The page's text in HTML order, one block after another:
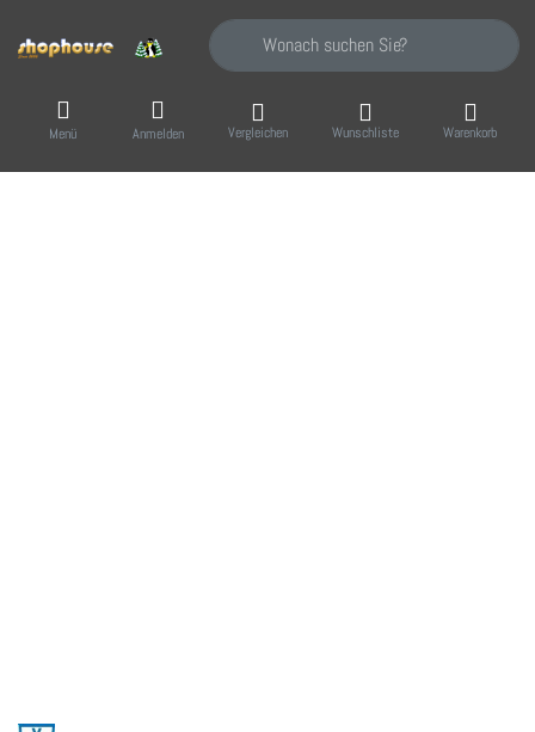
Geben Sie einen Suchbegriff ein. Während
Menü Anmelden Vergleichen Wunschliste Warenkorb